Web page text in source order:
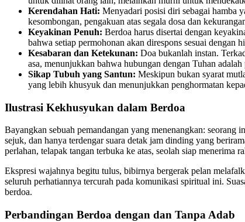
Kerendahan Hati: Menyadari posisi diri sebagai hamba
kesombongan, pengakuan atas segala dosa dan
Keyakinan Penuh: Berdoa harus disertai dengan
bahwa setiap permohonan akan direspons sesuai dengan
Kesabaran dan Ketekunan: Doa bukanlah instan.
asa, menunjukkan bahwa hubungan dengan Tuhan
Sikap Tubuh yang Santun: Meskipun bukan syarat
yang lebih khusyuk dan menunjukkan penghormatan
Ilustrasi Kekhusyukan dalam Berdoa
Bayangkan sebuah pemandangan yang menenangkan:
sejuk, dan hanya terdengar suara detak jam dinding yang
perlahan, telapak tangan terbuka ke atas, seolah siap menerima
Ekspresi wajahnya begitu tulus, bibirnya bergerak pelan
seluruh perhatiannya tercurah pada komunikasi spiritual ini.
berdoa.
Perbandingan Berdoa dengan dan Tanpa Adab